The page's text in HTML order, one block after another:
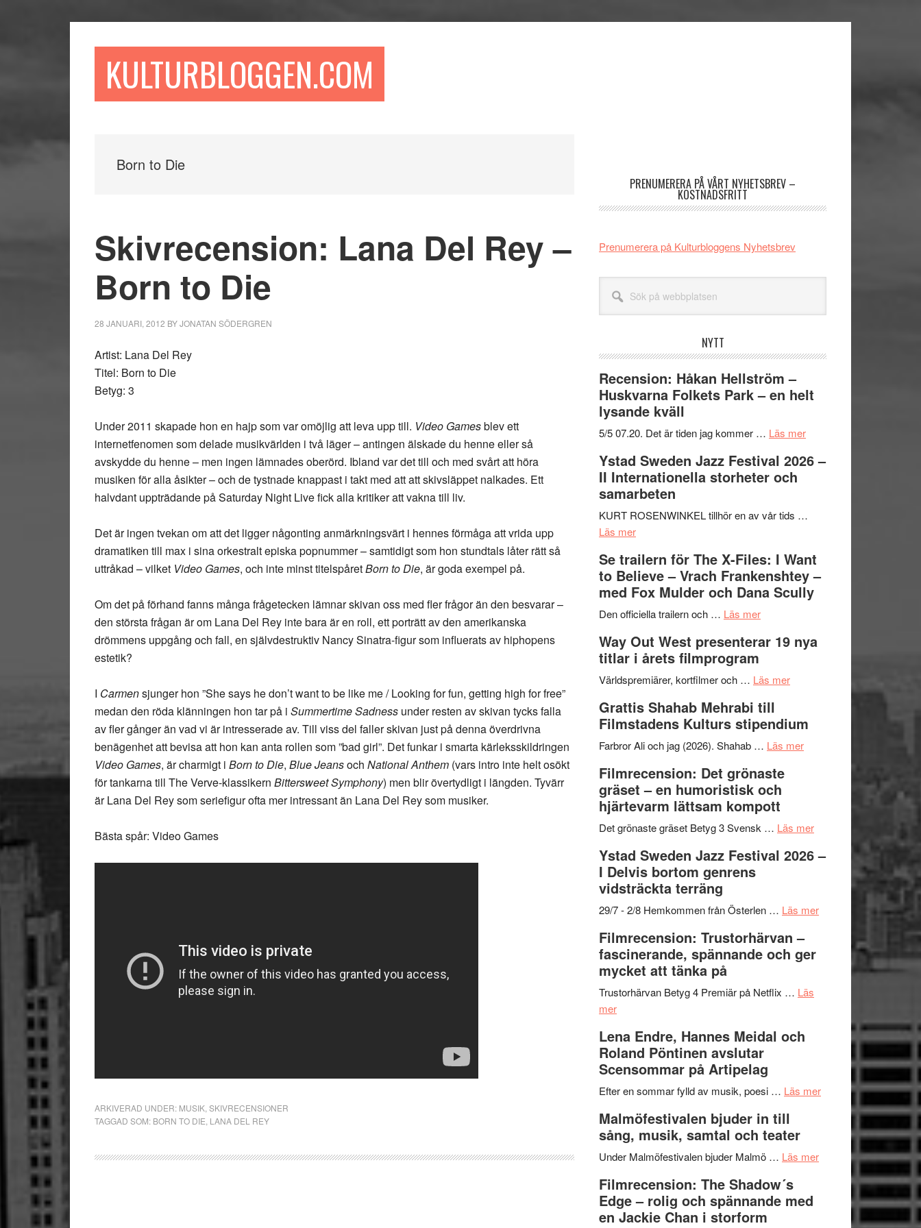
KULTURBLOGGEN.COM
Born to Die
Skivrecension: Lana Del Rey –
Born to Die
28 JANUARI, 2012 BYJONATAN SÖDERGREN
Artist: Lana Del Rey
Titel: Born to Die
Betyg: 3
Under 2011 skapade hon en hajp som var omöjlig att leva upp till. Video Gamesblev ett
internetfenomen som delade musikvärlden i två läger – antingen älskade du henne eller så
avskydde du henne – men ingen lämnades oberörd. Ibland var det till och med svårt att höra
musiken för alla åsikter – och de tystnade knappast i takt med att att skivsläppet nalkades. Ett
halvdant uppträdande på Saturday Night Live fick alla kritiker att vakna till liv.
Det är ingen tvekan om att det ligger någonting anmärkningsvärt i hennes förmåga att vrida upp
dramatiken till max i sina orkestralt episka popnummer – samtidigt som hon stundtals låter rätt så
uttråkad – vilket Video Games, och inte minst titelspåretBorn to Die, är goda exempel på.
Om det på förhand fanns många frågetecken lämnar skivan oss med fler frågor än den besvarar –
den största frågan är om Lana Del Rey inte bara är en roll, ett porträtt av den amerikanska
drömmens uppgång och fall, en självdestruktiv Nancy Sinatra-figur som influerats av hiphopens
estetik?
I Carmensjunger hon ”She says he don’t want to be like me / Looking for fun, getting high for free”
medan den röda klänningen hon tar på i Summertime Sadness under resten av skivan tycks falla
av fler gånger än vad vi är intresserade av. Till viss del faller skivan just på denna överdrivna
benägenhet att bevisa att hon kan anta rollen som ”bad girl”. Det funkar i smarta kärleksskildringen
Video Games, är charmigt i Born to Die, Blue Jeansoch National Anthem (vars intro inte helt osökt
för tankarna till The Verve-klassikern Bittersweet Symphony) men blir övertydligt i längden. Tyvärr
är Lana Del Rey som seriefigur ofta mer intressant än Lana Del Rey som musiker.
Bästa spår: Video Games
ARKIVERAD UNDER: MUSIK SKIVRECENSIONER
TAGGAD SOM: BORN TO DIE LANA DEL REY
PRENUMERERA PÅ VÅRT NYHETSBREV –
KOSTNADSFRITT
Prenumerera på Kulturbloggens Nyhetsbrev
webbplatsen
NYTT
Recension: Håkan Hellström –
Huskvarna Folkets Park – en helt
lysande kväll
5/5 07.20. Det är tiden jag kommer … Läs merom
Håkan
–
en
helt
Ystad Sweden Jazz Festival 2026 –
II Internationella storheter och
samarbeten
KURT ROSENWINKEL tillhör en av vår tids …
Läs merom
Sweden
Jazz
Festival
2026
II
Internationella
storheter
samarbeten
Se trailern för The X-Files: I Want
to Believe – Vrach Frankenshtey –
med Fox Mulder och Dana Scully
Den officiella trailern och … Läs merom
trailern
The
Files:
I
Want
Believe
–
Vrach
Frankenshtey
med
och
Scully
Way Out West presenterar 19 nya
titlar i årets filmprogram
Världspremiärer, kortfilmer och … Läs merom
West
presenterar
årets
Grattis Shahab Mehrabi till
Filmstadens Kulturs stipendium
Farbror Ali och jag (2026). Shahab … Läs merom
Filmstadens
stipendium
Filmrecension: Det grönaste
gräset – en humoristisk och
hjärtevarm lättsam kompott
Det grönaste gräset Betyg 3 Svensk … Läs merom
Filmrecension:
Det
–
humoristisk
och
hjärtevarm
Ystad Sweden Jazz Festival 2026 –
I Delvis bortom genrens
vidsträckta terräng
29/7 - 2/8 Hemkommen från Österlen … Läs merom
Festival
genrens
vidsträckta
Filmrecension: Trustorhärvan –
fascinerande, spännande och ger
mycket att tänka på
Trustorhärvan Betyg 4 Premiär på Netflix … Läs
merom
Trustorhärvan
–
fascinerande,
spännande
ger
mycket
att
på
Lena Endre, Hannes Meidal och
Roland Pöntinen avslutar
Scensommar på Artipelag
Efter en sommar fylld av musik, poesi … Läs merom
Hannes
Roland
Pöntinen
avslutar
Malmöfestivalen bjuder in till
sång, musik, samtal och teater
Under Malmöfestivalen bjuder Malmö … Läs merom
Malmöfestivalen
Filmrecension: The Shadow´s
Edge – rolig och spännande med
en Jackie Chan i storform